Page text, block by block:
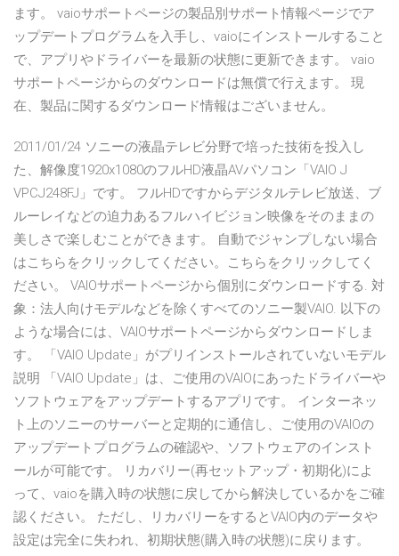
ます。 vaioサポートページの製品別サポート情報ページでア
ップデートプログラムを入手し、vaioにインストールすること
で、アプリやドライバーを最新の状態に更新できます。 vaio
サポートページからのダウンロードは無償で行えます。 現
在、製品に関するダウンロード情報はございません。
2011/01/24 ソニーの液晶テレビ分野で培った技術を投入し
た、解像度1920x1080のフルHD液晶AVパソコン「VAIO J
VPCJ248FJ」です。 フルHDですからデジタルテレビ放送、ブ
ルーレイなどの迫力あるフルハイビジョン映像をそのままの
美しさで楽しむことができます。 自動でジャンプしない場合
はこちらをクリックしてください。こちらをクリックしてく
ださい。 VAIOサポートページから個別にダウンロードする. 対
象：法人向けモデルなどを除くすべてのソニー製VAIO. 以下の
ような場合には、VAIOサポートページからダウンロードしま
す。 「VAIO Update」がプリインストールされていないモデル
説明 「VAIO Update」は、ご使用のVAIOにあったドライバーや
ソフトウェアをアップデートするアプリです。 インターネッ
ト上のソニーのサーバーと定期的に通信し、ご使用のVAIOの
アップデートプログラムの確認や、ソフトウェアのインスト
ールが可能です。 リカバリー(再セットアップ・初期化)によ
って、vaioを購入時の状態に戻してから解決しているかをご確
認ください。 ただし、リカバリーをするとVAIO内のデータや
設定は完全に失われ、初期状態(購入時の状態)に戻ります。